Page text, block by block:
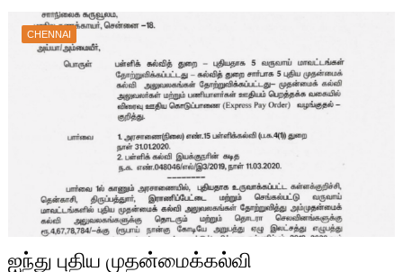
CHENNAI
ஐந்து புதிய முதன்மைக்கல்வி